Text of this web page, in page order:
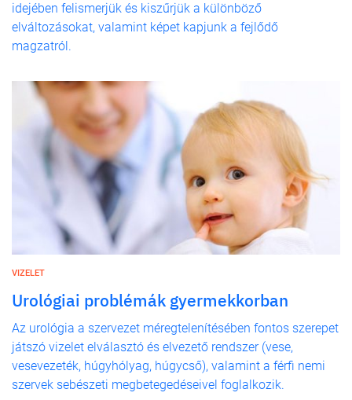
idejében felismerjük és kiszűrjük a különböző
elváltozásokat, valamint képet kapjunk a fejlődő
magzatról.
VIZELET
Urológiai problémák gyermekkorban
Az urológia a szervezet méregtelenítésében fontos szerepet
játszó vizelet elválasztó és elvezető rendszer (vese,
vesevezeték, húgyhólyag, húgycső), valamint a férfi nemi
szervek sebészeti megbetegedéseivel foglalkozik.